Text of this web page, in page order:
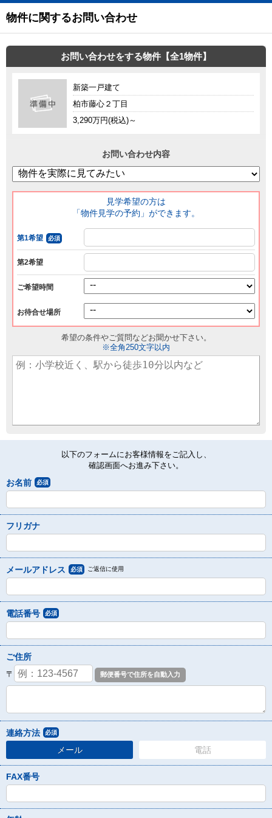
物件に関するお問い合わせ
お問い合わせをする物件【全1物件】
新築一戸建て
柏市藤心２丁目
3,290万円(税込)～
お問い合わせ内容
見学希望の方は
「物件見学の予約」ができます。
第1希望 必須
第2希望
ご希望時間
お待合せ場所
希望の条件やご質問などお聞かせ下さい。
※全角250文字以内
以下のフォームにお客様情報をご記入し、
確認画面へお進み下さい。
お名前 必須
フリガナ
メールアドレス 必須 ご返信に使用
電話番号 必須
ご住所
〒
連絡方法 必須
メール 電話
FAX番号